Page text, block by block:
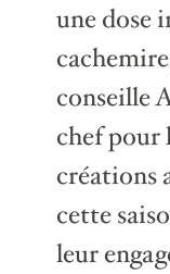
une dose
conseille
chef pour
créations
cette
leur